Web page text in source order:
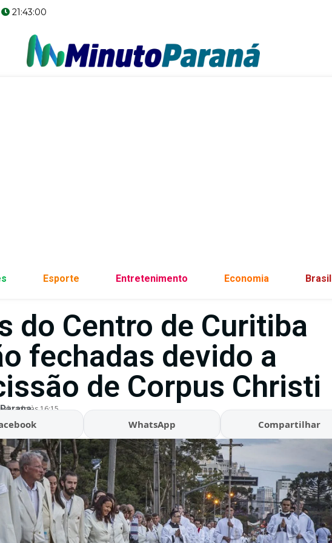
21:43:01
Esporte Entretenimento Economia Brasil
do Centro de Curitiba
fechadas devido a
de Corpus Christi
às 16:15
WhatsApp Compartilhar